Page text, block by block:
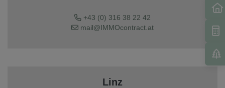
+43 (0) 316 38 22 42
mail@IMMOcontract.at
Linz